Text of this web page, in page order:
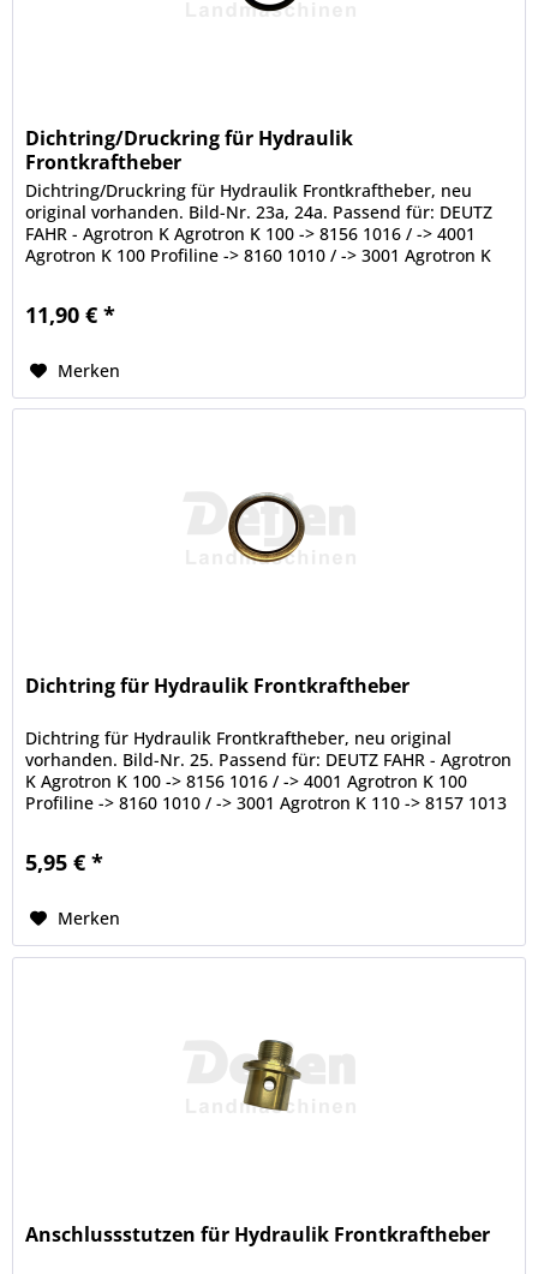
Dichtring/Druckring für Hydraulik
Frontkraftheber
Dichtring/Druckring für Hydraulik Frontkraftheber, neu
original vorhanden. Bild-Nr. 23a, 24a. Passend für: DEUTZ
FAHR - Agrotron K Agrotron K 100 -> 8156 1016 / -> 4001
Agrotron K 100 Profiline -> 8160 1010 / -> 3001 Agrotron K
11,90 € *
Merken
Dichtring für Hydraulik Frontkraftheber
Dichtring für Hydraulik Frontkraftheber, neu original
vorhanden. Bild-Nr. 25. Passend für: DEUTZ FAHR - Agrotron
K Agrotron K 100 -> 8156 1016 / -> 4001 Agrotron K 100
Profiline -> 8160 1010 / -> 3001 Agrotron K 110 -> 8157 1013
5,95 € *
Merken
Anschlussstutzen für Hydraulik Frontkraftheber